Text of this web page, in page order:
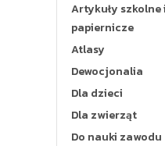
Artykuły szkolne i
papiernicze
Atlasy
Dewocjonalia
Dla dzieci
Dla zwierząt
Do nauki zawodu